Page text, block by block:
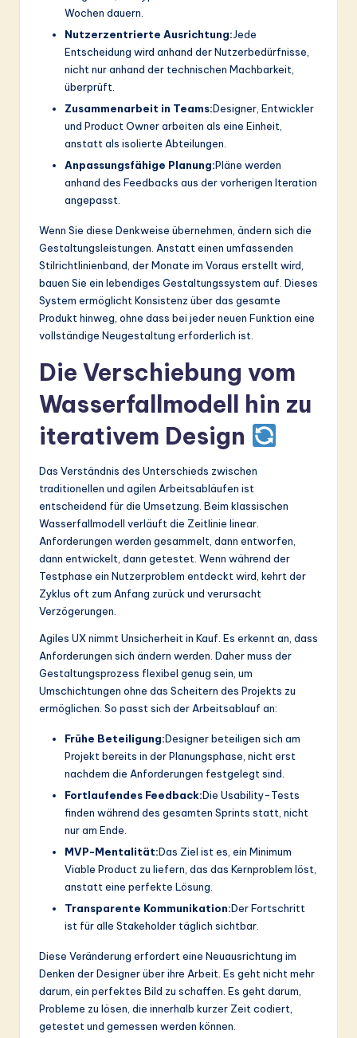
Wochen dauern.
Nutzerzentrierte Ausrichtung:Jede
Entscheidung wird anhand der Nutzerbedürfnisse,
nicht nur anhand der technischen Machbarkeit,
überprüft.
Zusammenarbeit in Teams:Designer, Entwickler
und Product Owner arbeiten als eine Einheit,
anstatt als isolierte Abteilungen.
Anpassungsfähige Planung:Pläne werden
anhand des Feedbacks aus der vorherigen Iteration
angepasst.
Wenn Sie diese Denkweise übernehmen, ändern sich die
Gestaltungsleistungen. Anstatt einen umfassenden
Stilrichtlinienband, der Monate im Voraus erstellt wird,
bauen Sie ein lebendiges Gestaltungssystem auf. Dieses
System ermöglicht Konsistenz über das gesamte
Produkt hinweg, ohne dass bei jeder neuen Funktion eine
vollständige Neugestaltung erforderlich ist.
Die Verschiebung vom
Wasserfallmodell hin zu
iterativem Design
Das Verständnis des Unterschieds zwischen
traditionellen und agilen Arbeitsabläufen ist
entscheidend für die Umsetzung. Beim klassischen
Wasserfallmodell verläuft die Zeitlinie linear.
Anforderungen werden gesammelt, dann entworfen,
dann entwickelt, dann getestet. Wenn während der
Testphase ein Nutzerproblem entdeckt wird, kehrt der
Zyklus oft zum Anfang zurück und verursacht
Verzögerungen.
Agiles UX nimmt Unsicherheit in Kauf. Es erkennt an, dass
Anforderungen sich ändern werden. Daher muss der
Gestaltungsprozess flexibel genug sein, um
Umschichtungen ohne das Scheitern des Projekts zu
ermöglichen. So passt sich der Arbeitsablauf an:
Frühe Beteiligung:Designer beteiligen sich am
Projekt bereits in der Planungsphase, nicht erst
nachdem die Anforderungen festgelegt sind.
Fortlaufendes Feedback:Die Usability-Tests
finden während des gesamten Sprints statt, nicht
nur am Ende.
MVP-Mentalität:Das Ziel ist es, ein Minimum
Viable Product zu liefern, das das Kernproblem löst,
anstatt eine perfekte Lösung.
Transparente Kommunikation:Der Fortschritt
ist für alle Stakeholder täglich sichtbar.
Diese Veränderung erfordert eine Neuausrichtung im
Denken der Designer über ihre Arbeit. Es geht nicht mehr
darum, ein perfektes Bild zu schaffen. Es geht darum,
Probleme zu lösen, die innerhalb kurzer Zeit codiert,
getestet und gemessen werden können.